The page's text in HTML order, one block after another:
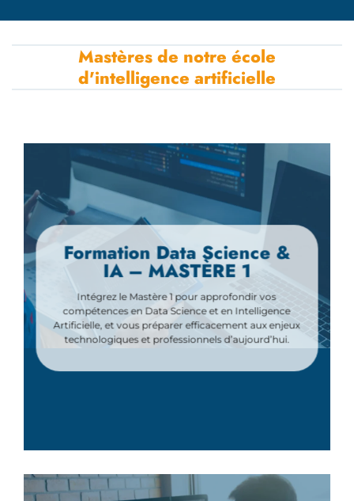
Mastères de notre école
d'intelligence artificielle
Formation Data Science &
IA – MASTÈRE 1
Intégrez le Mastère 1 pour approfondir vos
compétences en Data Science et en Intelligence
Artificielle, et vous préparer efficacement aux enjeux
technologiques et professionnels d’aujourd’hui.